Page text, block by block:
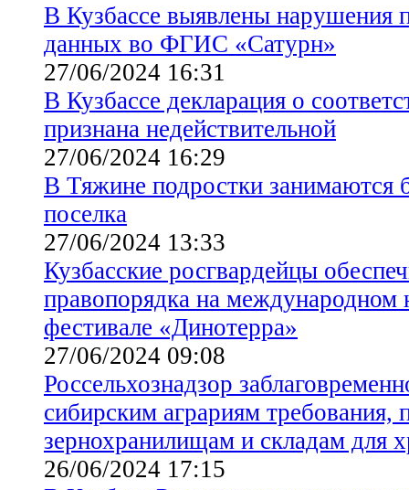
В Кузбассе выявлены нарушения
данных во ФГИС «Сатурн»
27/06/2024 16:31
В Кузбассе декларация о
признана недействительной
27/06/2024 16:29
В Тяжине подростки занимаются
поселка
27/06/2024 13:33
Кузбасские росгвардейцы
правопорядка на международном
фестивале «Динотерра»
27/06/2024 09:08
Россельхознадзор
сибирским аграриям требования,
зернохранилищам и складам для
26/06/2024 17:15